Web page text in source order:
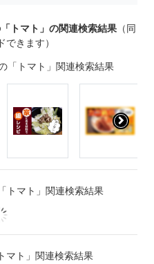
トマト」の関連検索結果 （同
きます）
「トマト」関連検索結果
トマト」関連検索結果
マト」関連検索結果